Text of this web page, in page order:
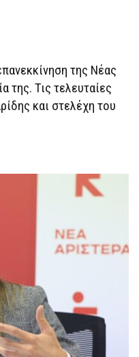
Ο
της Νέας
της. Τις τελευταίες
και στελέχη του